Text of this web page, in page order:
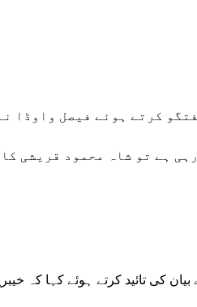
کرتے ہوئے فیصل واوڈا
ہے تو شاہ محمود قریشی